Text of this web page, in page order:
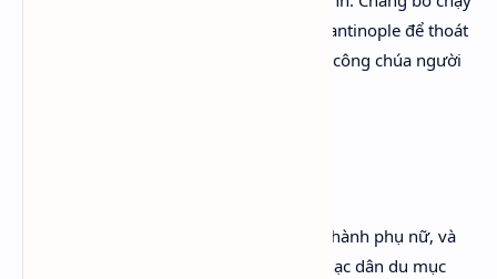
khỏi nước Anh, sang làm Đại sứ ở Constantinople để thoát
khỏi sự theo đuổi của Harriet, một nàng công chúa người
Sau một giấc ngủ dài, chàng bỗng biến thành phụ nữ, và
sống lang thang phiêu bạt cùng một bộ lạc dân du mục